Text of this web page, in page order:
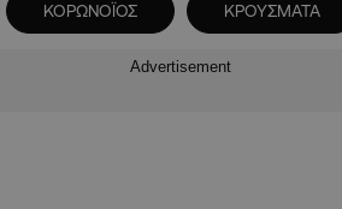
ΚΟΡΩΝΟΪΟΣ ΚΡΟΥΣΜΑΤΑ
Advertisement